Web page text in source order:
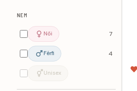
NEM
Női 7
Férfi 4
Unisex